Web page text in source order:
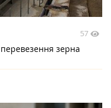
57
перевезення зерна